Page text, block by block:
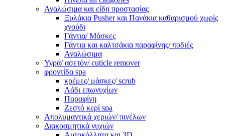
Αναλώσιμα και είδη προστασίας
Ξυλάκια Pusher και Πανάκια καθαρισμού χωρίς
χνούδι
Γάντια/ Μάσκες
Γάντια και καλτσάκια παραφίνης/ ποδιές
Αναλώσιμα
Υγρά/ ασετόν/ cuticle remover
φροντίδα spa
κρέμες/ μάσκες/ scrub
Λάδι επωνυχίων
Παραφίνη
Ζεστό κερί spa
Απολυμαντικά χεριών/ πινέλων
Διακοσμητικά νυχιών